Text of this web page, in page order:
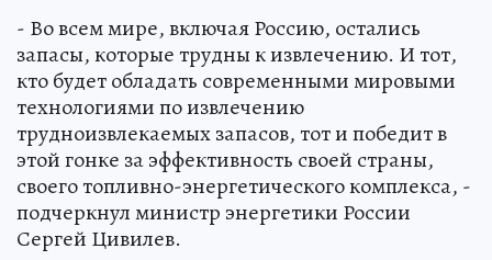
- Во всем мире, включая Россию, остались
запасы, которые трудны к извлечению. И тот,
кто будет обладать современными мировыми
технологиями по извлечению
трудноизвлекаемых запасов, тот и победит в
этой гонке за эффективность своей страны,
своего топливно-энергетического комплекса, -
подчеркнул министр энергетики России
Сергей Цивилев.